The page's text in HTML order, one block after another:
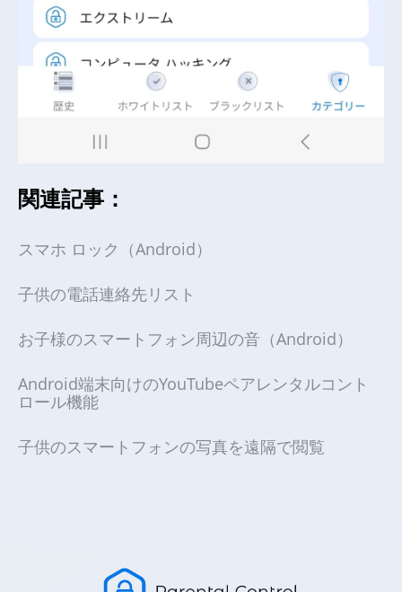
関連記事：
スマホ ロック（Android）
子供の電話連絡先リスト
お子様のスマートフォン周辺の音（Android）
Android端末向けのYouTubeペアレンタルコント
ロール機能
子供のスマートフォンの写真を遠隔で閲覧